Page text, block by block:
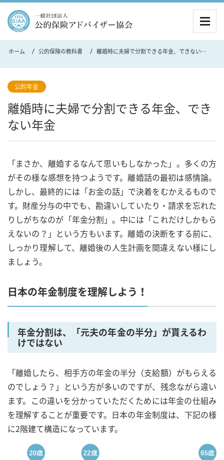
ホーム 公的保険の教科書 離婚時に夫婦で分割できる年金、できない年金
離婚時に夫婦で分割できる年金、でき
ない年金
公的年金
「まさか、離婚するなんて思いもしなかった」。多くの方
がその様な感想を持つようです。離婚話の最初は感情論。
しかし、最終的には「お金の話」で決着をむかえるもので
す。財産分与の中でも、勘違いしていたり・請求を忘れた
りしがちなのが「年金分割」。中には「これだけしかもら
えないの？」という方もいます。離婚の決断をする前に、
しっかり理解して、離婚後の人生計画を間違えない様にし
ましょう。
日本の年金制度を理解しよう！
年金分割は、「元夫の年金の半分」が貰えるわ
けではない
「離婚したら、相手方の年金の半分（支給額）がもらえる
のでしょう？」という方が多いのですが、残念ながら違い
ます。この違いを分かっていただくためには年金の仕組み
を理解することが重要です。日本の年金制度は、下記の様
に2階建て構造になっています。